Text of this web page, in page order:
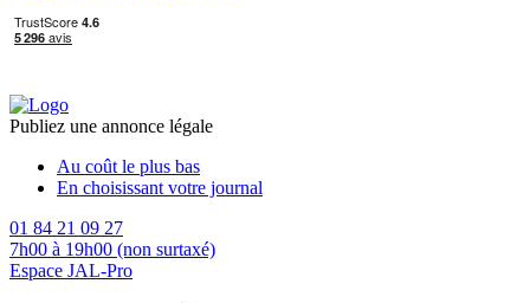
Publiez une annonce légale
Au coût le plus bas
En choisissant votre journal
01 84 21 09 27
7h00 à 19h00 (non surtaxé)
Espace JAL-Pro